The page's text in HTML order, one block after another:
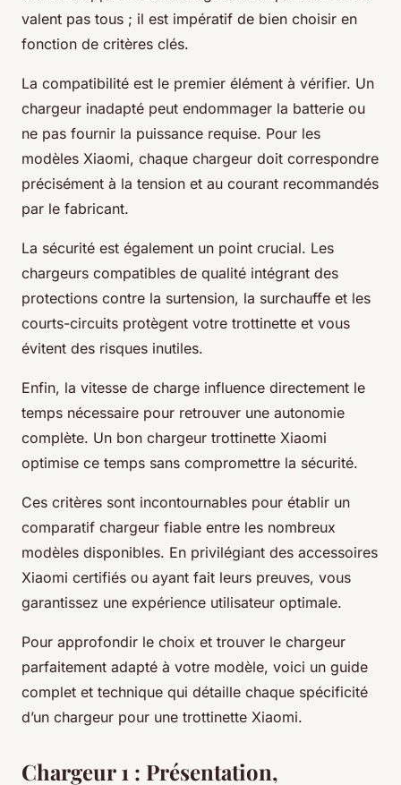
valent pas tous ; il est impératif de bien choisir en
fonction de critères clés.
La compatibilité est le premier élément à vérifier. Un
chargeur inadapté peut endommager la batterie ou
ne pas fournir la puissance requise. Pour les
modèles Xiaomi, chaque chargeur doit correspondre
précisément à la tension et au courant recommandés
par le fabricant.
La sécurité est également un point crucial. Les
chargeurs compatibles de qualité intégrant des
protections contre la surtension, la surchauffe et les
courts-circuits protègent votre trottinette et vous
évitent des risques inutiles.
Enfin, la vitesse de charge influence directement le
temps nécessaire pour retrouver une autonomie
complète. Un bon chargeur trottinette Xiaomi
optimise ce temps sans compromettre la sécurité.
Ces critères sont incontournables pour établir un
comparatif chargeur fiable entre les nombreux
modèles disponibles. En privilégiant des accessoires
Xiaomi certifiés ou ayant fait leurs preuves, vous
garantissez une expérience utilisateur optimale.
Pour approfondir le choix et trouver le chargeur
parfaitement adapté à votre modèle, voici un guide
complet et technique qui détaille chaque spécificité
d’un chargeur pour une trottinette Xiaomi.
Chargeur 1 : Présentation,